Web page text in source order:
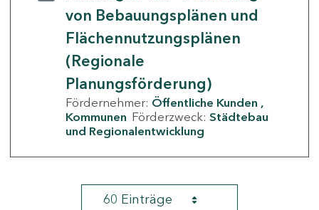
von Bebauungsplänen und
Flächennutzungsplänen
(Regionale
Planungsförderung)
Fördernehmer: Öffentliche Kunden
Kommunen Förderzweck: Städtebau
und Regionalentwicklung
60 Einträge